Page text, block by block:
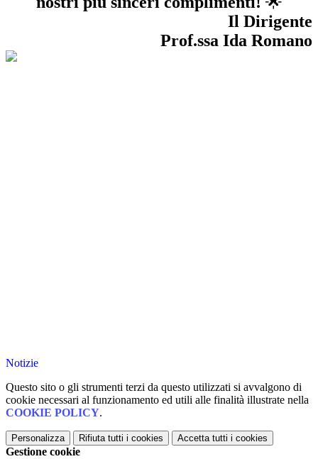
Il Dirigente
Prof.ssa Ida Romano
Notizie
Questo sito o gli strumenti terzi da questo utilizzati si avvalgono di
cookie necessari al funzionamento ed utili alle finalità illustrate nella
COOKIE POLICY.
Personalizza Rifiuta tutti i cookies Accetta tutti i cookies
Gestione cookie